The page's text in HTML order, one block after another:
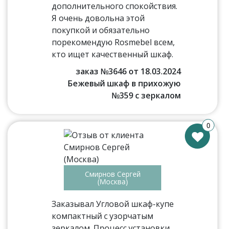
дополнительного спокойствия.
Я очень довольна этой
покупкой и обязательно
порекомендую Rosmebel всем,
кто ищет качественный шкаф.
заказ №3646 от 18.03.2024
Бежевый шкаф в прихожую
№359 с зеркалом
Смирнов Сергей
(Москва)
Заказывал Угловой шкаф-купе
компактный с узорчатым
0